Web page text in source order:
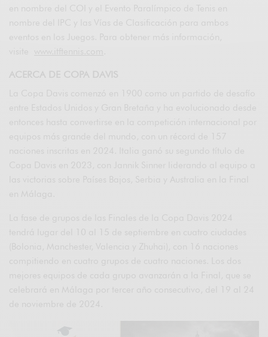
en nombre del COI y el Evento Paralímpico de Tenis en
nombre del IPC y las Vías de Clasificación para ambos
eventos en los Juegos. Para obtener más información,